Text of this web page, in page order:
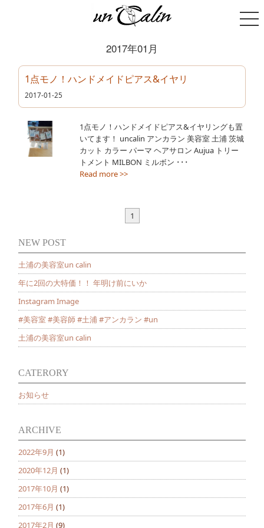
2017年01月
1点モノ！ハンドメイドピアス&イヤリ
2017-01-25
1点モノ！ハンドメイドピアス&イヤリングも置
いてます！ uncalin アンカラン 美容室 土浦 茨城
カット カラー パーマ ヘアサロン Aujua トリー
トメント MILBON ミルボン ･･･
Read more >>
1
NEW POST
土浦の美容室un calin
年に2回の大特価！！ 年明け前にいか
Instagram Image
#美容室 #美容師 #土浦 #アンカラン #un
土浦の美容室un calin
CATERORY
お知らせ
ARCHIVE
2022年9月 (1)
2020年12月 (1)
2017年10月 (1)
2017年6月 (1)
2017年2月 (9)